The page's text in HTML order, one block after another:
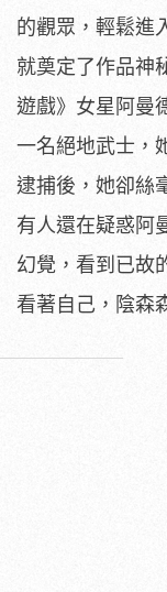
的觀眾，輕鬆進
就奠定了作品神
遊戲》女星阿曼
一名絕地武士，
逮捕後，她卻絲
有人還在疑惑阿
幻覺，看到已故
看著自己，陰森